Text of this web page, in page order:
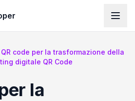
QR code per la trasformazione della
digitale QR Code
la